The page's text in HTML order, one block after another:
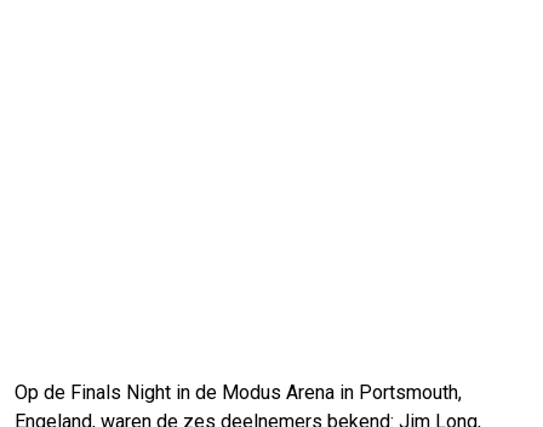
Op de Finals Night in de Modus Arena in Portsmouth,
Engeland, waren de zes deelnemers bekend: Jim Long,